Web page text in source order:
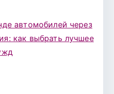
автомобилей через
как выбрать лучшее